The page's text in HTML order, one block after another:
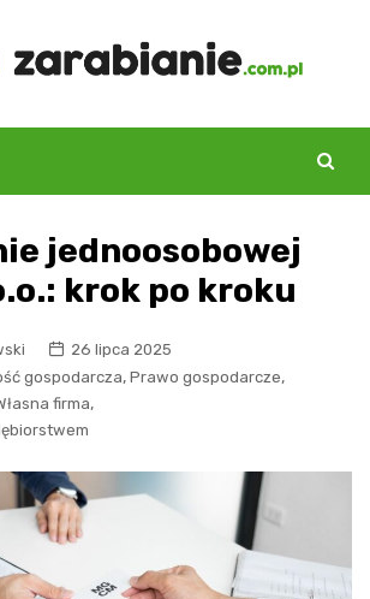
jednoosobowej
krok po kroku
26 lipca 2025
gospodarcza, Prawo gospodarcze,
firma,